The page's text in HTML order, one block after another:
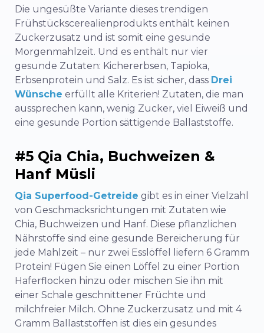
Die ungesüßte Variante dieses trendigen
Frühstückscerealienprodukts enthält keinen
Zuckerzusatz und ist somit eine gesunde
Morgenmahlzeit. Und es enthält nur vier
gesunde Zutaten: Kichererbsen, Tapioka,
Erbsenprotein und Salz. Es ist sicher, dass Drei
Wünsche erfüllt alle Kriterien! Zutaten, die man
aussprechen kann, wenig Zucker, viel Eiweiß und
eine gesunde Portion sättigende Ballaststoffe.
#5 Qia Chia, Buchweizen &
Hanf Müsli
Qia Superfood-Getreide gibt es in einer Vielzahl
von Geschmacksrichtungen mit Zutaten wie
Chia, Buchweizen und Hanf. Diese pflanzlichen
Nährstoffe sind eine gesunde Bereicherung für
jede Mahlzeit – nur zwei Esslöffel liefern 6 Gramm
Protein! Fügen Sie einen Löffel zu einer Portion
Haferflocken hinzu oder mischen Sie ihn mit
einer Schale geschnittener Früchte und
milchfreier Milch. Ohne Zuckerzusatz und mit 4
Gramm Ballaststoffen ist dies ein gesundes